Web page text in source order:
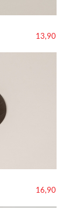
13,90
16,90